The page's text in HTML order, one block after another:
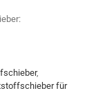
,
für